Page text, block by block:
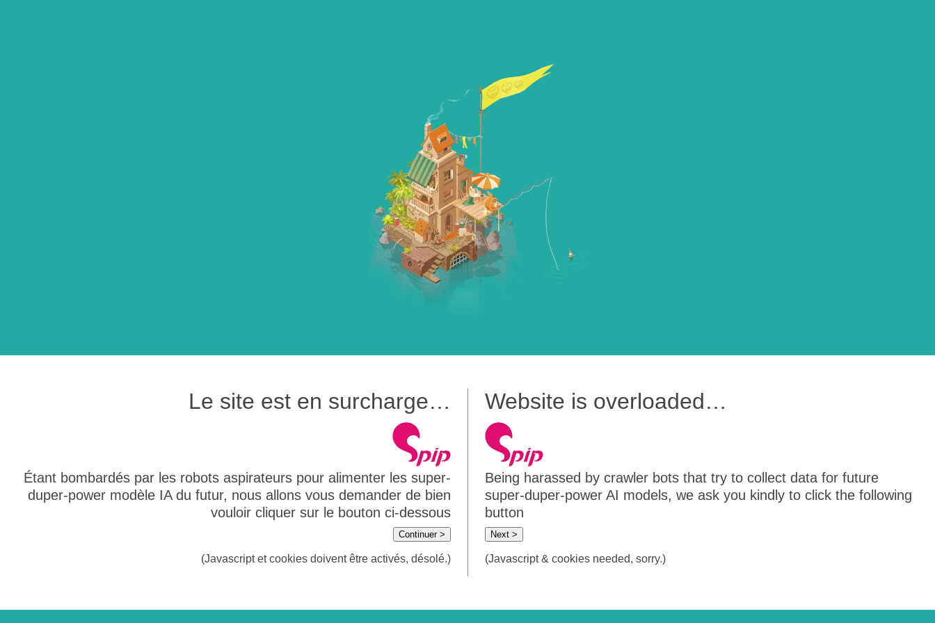
Le site est en surcharge…
Étant bombardés par les robots aspirateurs pour alimenter les super-
duper-power modèle IA du futur, nous allons vous demander de bien
vouloir cliquer sur le bouton ci-dessous
Continuer >
(Javascript et cookies doivent être activés, désolé.)
Website is overloaded…
Being harassed by crawler bots that try to collect data for future
super-duper-power AI models, we ask you kindly to click the following
button
Next >
(Javascript & cookies needed, sorry.)